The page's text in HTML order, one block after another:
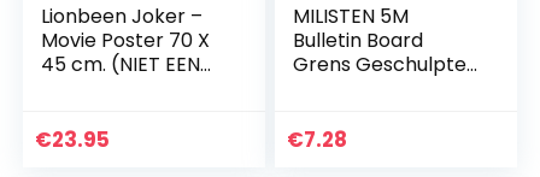
Lionbeen Joker –
Movie Poster 70 X
45 cm. (NIET EEN
€23.95
MILISTEN 5M
Bulletin Board
Grens Geschulpte
Trim Krijtbord
€7.28